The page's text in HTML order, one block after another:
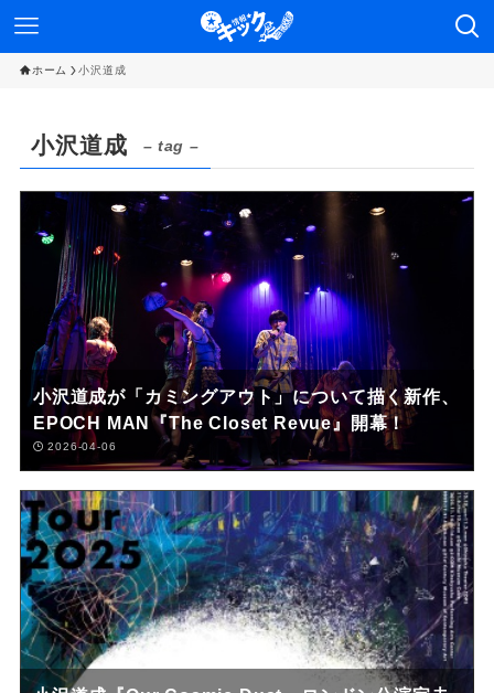
ホーム 小沢道成
小沢道成 – tag –
小沢道成が「カミングアウト」について描く新作、
EPOCH MAN『The Closet Revue』開幕！
2026-04-06